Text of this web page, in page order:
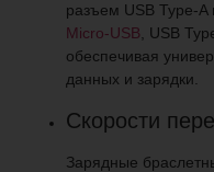
разъем USB Type-
Micro-USB, USB
обеспечивая
данных и зарядки.
Скорости
Зарядные